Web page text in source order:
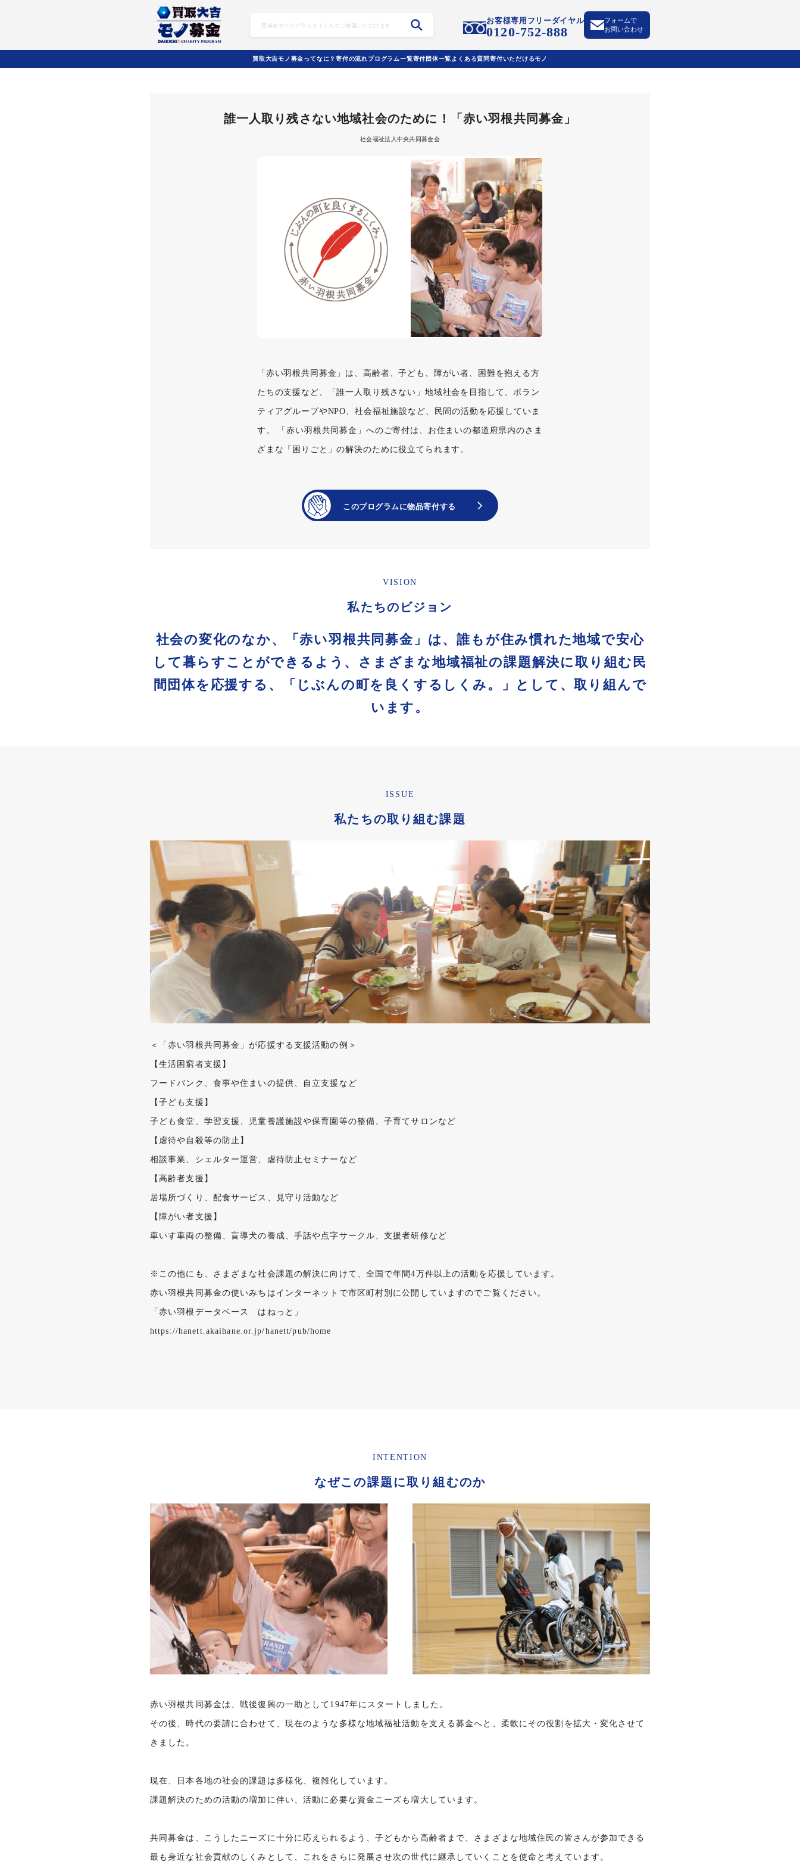
お客様専用フリーダイヤル
0120-752-888
フォームで
お問い合わせ
買取大吉モノ募金ってなに？寄付の流れプログラムー覧寄付団体ー覧よくある質問寄付いただけるモノ
誰一人取り残さない地域社会のために！「赤い羽根共同募金」
社会福祉法人中央共同募金会
「赤い羽根共同募金」は、高齢者、子ども、障がい者、困難を抱える方
たちの支援など、「誰一人取り残さない」地域社会を目指して、ボラン
ティアグループやNPO、社会福祉施設など、民間の活動を応援していま
す。 「赤い羽根共同募金」へのご寄付は、お住まいの都道府県内のさま
ざまな「困りごと」の解決のために役立てられます。
VISION
私たちのビジョン
社会の変化のなか、「赤い羽根共同募金」は、誰もが住み慣れた地域で安心
して暮らすことができるよう、さまざまな地域福祉の課題解決に取り組む民
間団体を応援する、「じぶんの町を良くするしくみ。」として、取り組んで
います。
ISSUE
私たちの取り組む課題
＜「赤い羽根共同募金」が応援する支援活動の例＞
【生活困窮者支援】
フードバンク、食事や住まいの提供、自立支援など
【子ども支援】
子ども食堂、学習支援、児童養護施設や保育園等の整備、子育てサロンなど
【虐待や自殺等の防止】
相談事業、シェルター運営、虐待防止セミナーなど
【高齢者支援】
居場所づくり、配食サービス、見守り活動など
【障がい者支援】
車いす車両の整備、盲導犬の養成、手話や点字サークル、支援者研修など
※この他にも、さまざまな社会課題の解決に向けて、全国で年間4万件以上の活動を応援しています。
赤い羽根共同募金の使いみちはインターネットで市区町村別に公開していますのでご覧ください。
「赤い羽根データベース はねっと」
https://hanett.akaihane.or.jp/hanett/pub/home
INTENTION
なぜこの課題に取り組むのか
赤い羽根共同募金は、戦後復興の一助として1947年にスタートしました。
その後、時代の要請に合わせて、現在のような多様な地域福祉活動を支える募金へと、柔軟にその役割を拡大・変化させて
きました。
現在、日本各地の社会的課題は多様化、複雑化しています。
課題解決のための活動の増加に伴い、活動に必要な資金ニーズも増大しています。
共同募金は、こうしたニーズに十分に応えられるよう、子どもから高齢者まで、さまざまな地域住民の皆さんが参加できる
最も身近な社会貢献のしくみとして、これをさらに発展させ次の世代に継承していくことを使命と考えています。